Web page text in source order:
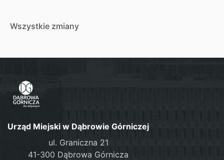
Wszystkie zmiany
Urząd Miejski w Dąbrowie Górniczej
ul. Graniczna 21
41-300 Dąbrowa Górnicza